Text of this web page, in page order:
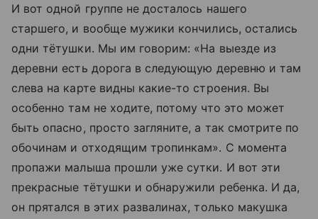
И вот одной группе не досталось нашего
старшего, и вообще мужики кончились, остались
одни тётушки. Мы им говорим: «На выезде из
деревни есть дорога в следующую деревню и там
слева на карте видны какие-то строения. Вы
особенно там не ходите, потому что это может
быть опасно, просто загляните, а так смотрите по
обочинам и отходящим тропинкам». С момента
пропажи малыша прошли уже сутки. И вот эти
прекрасные тётушки и обнаружили ребенка. И да,
он прятался в этих развалинах, только макушка